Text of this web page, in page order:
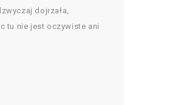
dojrzała,
tu nie jest oczywiste ani